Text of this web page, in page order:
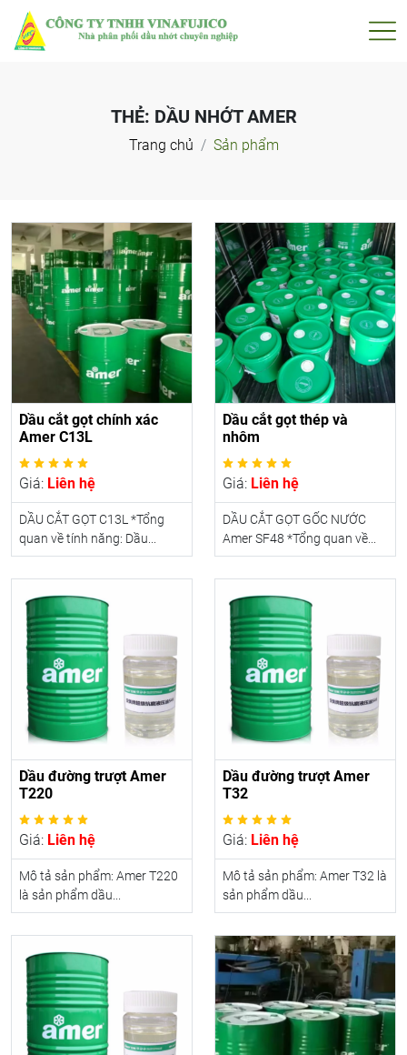
THẺ: DẦU NHỚT AMER
Trang chủ Sản phẩm
Dầu cắt gọt chính xác
Amer C13L
Giá: Liên hệ
DẦU CẮT GỌT C13L *Tổng
quan về tính năng: Dầu...
Dầu cắt gọt thép và
nhôm
Giá: Liên hệ
DẦU CẮT GỌT GỐC NƯỚC
Amer SF48 *Tổng quan về...
Dầu đường trượt Amer
T220
Giá: Liên hệ
Mô tả sản phẩm: Amer T220
là sản phẩm dầu...
Dầu đường trượt Amer
T32
Giá: Liên hệ
Mô tả sản phẩm: Amer T32 là
sản phẩm dầu...